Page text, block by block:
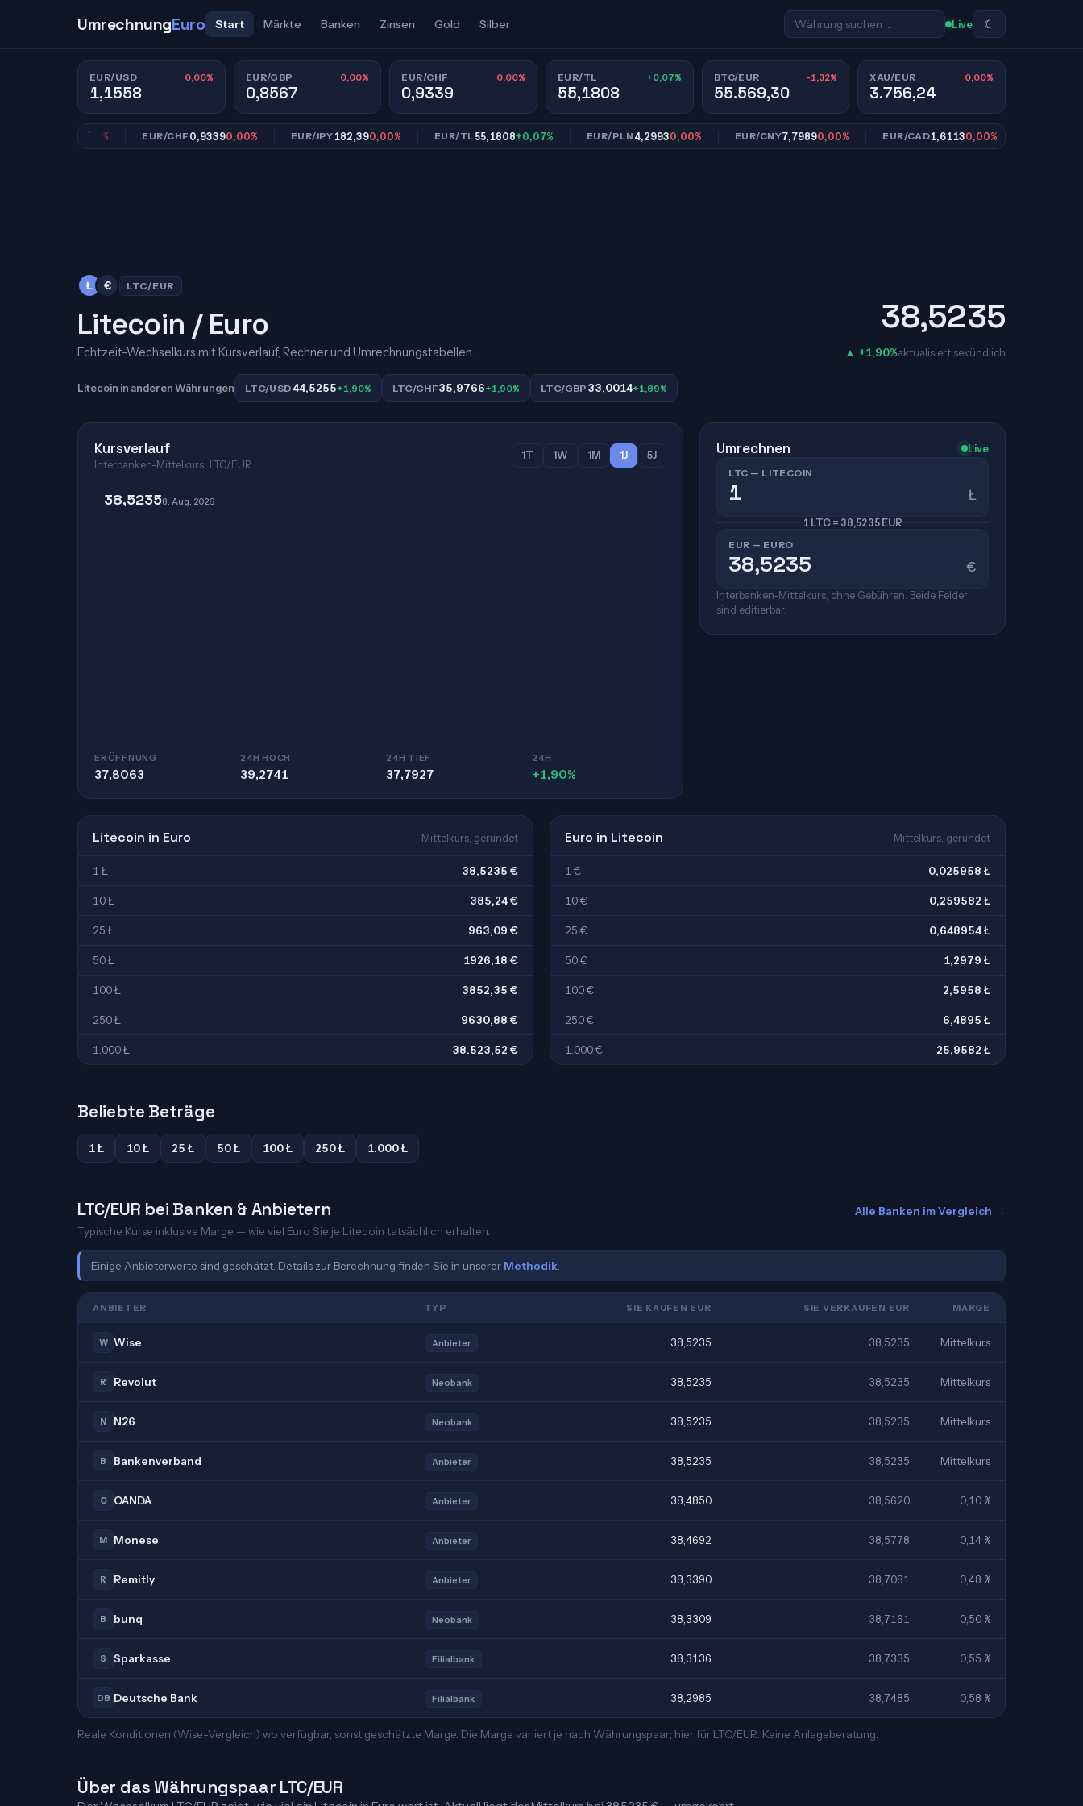
UmrechnungEuro Start Märkte Banken Zinsen Gold Silber Live ☾
EUR/USD 0,00%
1,1558
EUR/GBP 0,00%
0,8567
EUR/CHF 0,00%
0,9339
EUR/TL +0,07%
55,1808
BTC/EUR -1,32%
55.569,30
XAU/EUR 0,00%
3.756,24
EUR/CHF0,93390,00% EUR/JPY182,390,00% EUR/TL55,1808+0,07% EUR/PLN4,29930,00% EUR/CNY7,79890,00% EUR/CAD1,61130,00%
Ł € LTC/EUR
Litecoin / Euro
Echtzeit-Wechselkurs mit Kursverlauf, Rechner und Umrechnungstabellen.
38,5235
▲ +1,90%aktualisiert sekündlich
Litecoin in anderen Währungen LTC/USD44,5255+1,90% LTC/CHF35,9766+1,90% LTC/GBP 33,0014+1,89%
Kursverlauf
Interbanken-Mittelkurs · LTC/EUR
1T 1W 1M 1J 5J
38,52358. Aug. 2026
ERÖFFNUNG
37,8063
24H HOCH
39,2741
24H TIEF
37,7927
24H
+1,90%
Umrechnen Live
LTC — LITECOIN
Ł
1 LTC = 38,5235 EUR
EUR — EURO
€
Interbanken-Mittelkurs, ohne Gebühren. Beide Felder
sind editierbar.
Litecoin in Euro Mittelkurs, gerundet
1 Ł 38,5235 €
10 Ł 385,24 €
25 Ł 963,09 €
50 Ł 1926,18 €
100 Ł 3852,35 €
250 Ł 9630,88 €
1.000 Ł 38.523,52 €
Euro in Litecoin Mittelkurs, gerundet
1 € 0,025958 Ł
10 € 0,259582 Ł
25 € 0,648954 Ł
50 € 1,2979 Ł
100 € 2,5958 Ł
250 € 6,4895 Ł
1.000 € 25,9582 Ł
Beliebte Beträge
1 Ł 10 Ł 25 Ł 50 Ł 100 Ł 250 Ł 1.000 Ł
LTC/EUR bei Banken & Anbietern
Typische Kurse inklusive Marge — wie viel Euro Sie je Litecoin tatsächlich erhalten.
Alle Banken im Vergleich →
Einige Anbieterwerte sind geschätzt. Details zur Berechnung finden Sie in unserer Methodik
ANBIETER TYP SIE KAUFEN EUR SIE VERKAUFEN EUR MARGE
W Wise Anbieter 38,5235 38,5235 Mittelkurs
R Revolut Neobank 38,5235 38,5235 Mittelkurs
N N26 Neobank 38,5235 38,5235 Mittelkurs
B Bankenverband Anbieter 38,5235 38,5235 Mittelkurs
O OANDA Anbieter 38,4850 38,5620 0,10 %
M Monese Anbieter 38,4692 38,5778 0,14 %
R Remitly Anbieter 38,3390 38,7081 0,48 %
B bunq Neobank 38,3309 38,7161 0,50 %
S Sparkasse Filialbank 38,3136 38,7335 0,55 %
DB Deutsche Bank Filialbank 38,2985 38,7485 0,58 %
Reale Konditionen (Wise-Vergleich) wo verfügbar, sonst geschätzte Marge. Die Marge variiert je nach Währungspaar; hier für LTC/EUR. Keine Anlageberatung.
Über das Währungspaar LTC/EUR